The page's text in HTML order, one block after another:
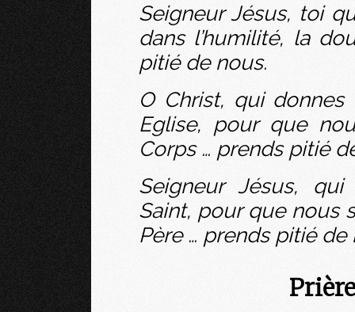
Seigneur Jésus, toi
dans l’humilité, la
pitié de nous.
O Christ, qui
Eglise, pour que
Corps … prends pitié
Seigneur Jésus,
Saint, pour que nous
Père … prends pitié de